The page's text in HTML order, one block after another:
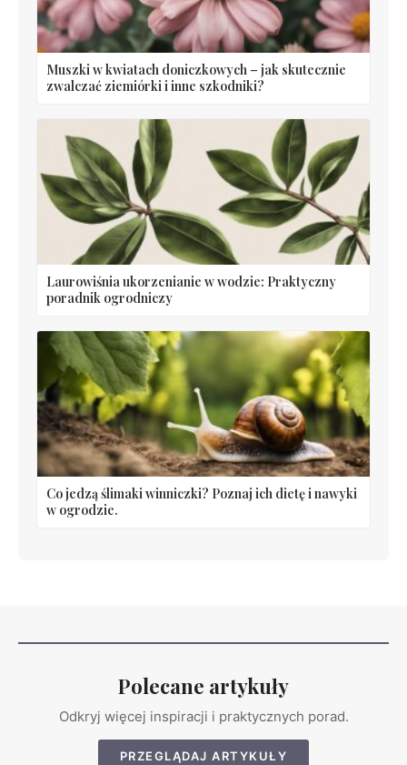
Muszki w kwiatach doniczkowych – jak skutecznie
zwalczać ziemiórki i inne szkodniki?
Laurowiśnia ukorzenianie w wodzie: Praktyczny
poradnik ogrodniczy
Co jedzą ślimaki winniczki? Poznaj ich dietę i nawyki
w ogrodzie.
Polecane artykuły
Odkryj więcej inspiracji i praktycznych porad.
PRZEGLĄDAJ ARTYKUŁY